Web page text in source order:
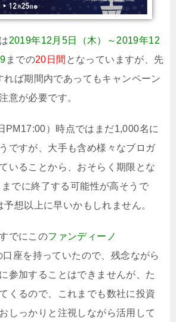
2019年12月5日（木）～2019年12
までの20日間 となっていますが、先
れば期間内であってもキャンペーン
意が必要です。
PM17:00）時点ではまだ1,000名に
ですが、大手も含め様々なブロガ
いることから、おそらく期限とな
までに終了する可能性が高そうで
想以上に早いかもしれません。
でにこのファンディーノ
口座を持っていたので、残念ながら
参加することはできませんが、た
くるので、これまでも数社に投資
しっかりと注視しながら活用して